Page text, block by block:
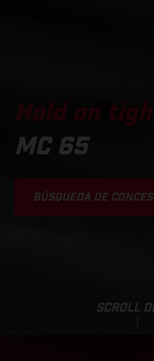
Hold on
MC 65
BÚSQUEDA DE
SCROLL